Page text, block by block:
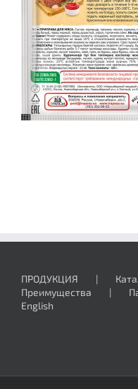
ПРОДУКЦИЯ
Преимущества
English